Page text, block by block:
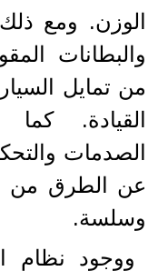
الوزن. ومع
والبطانات
من تمايل
القيادة.
الصدمات
عن الطرق من
وسلسة.
ووجود نظام